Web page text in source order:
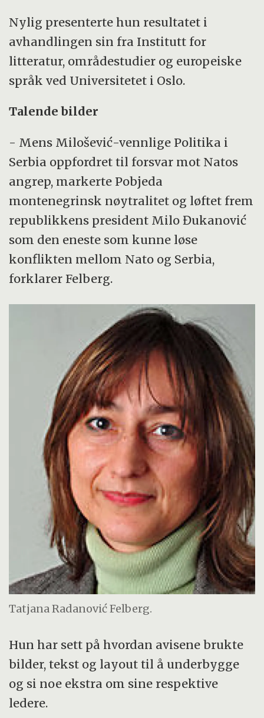
Nylig presenterte hun resultatet i
avhandlingen sin fra Institutt for
litteratur, områdestudier og europeiske
språk ved Universitetet i Oslo.
Talende bilder
- Mens Milošević-vennlige Politika i
Serbia oppfordret til forsvar mot Natos
angrep, markerte Pobjeda
montenegrinsk nøytralitet og løftet frem
republikkens president Milo Đukanović
som den eneste som kunne løse
konflikten mellom Nato og Serbia,
forklarer Felberg.
Tatjana Radanović Felberg.
Hun har sett på hvordan avisene brukte
bilder, tekst og layout til å underbygge
og si noe ekstra om sine respektive
ledere.